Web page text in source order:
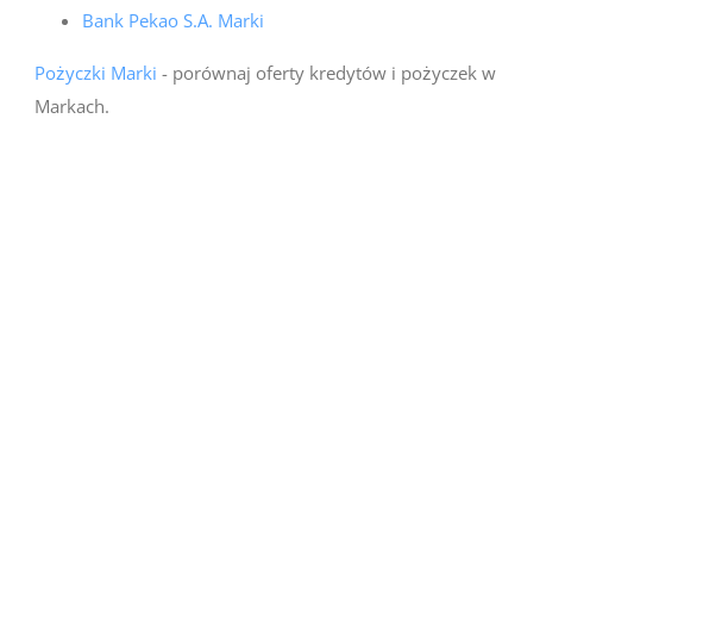
Bank Pekao S.A. Marki
Pożyczki Marki - porównaj oferty kredytów i pożyczek w
Markach.